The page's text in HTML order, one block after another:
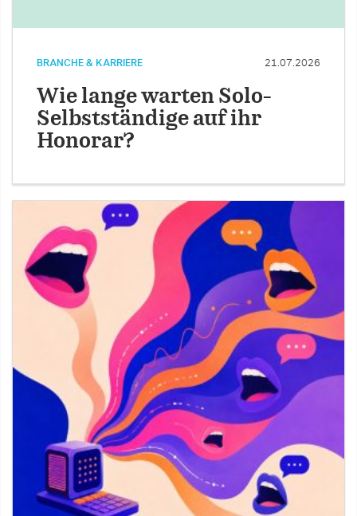
BRANCHE & KARRIERE 21.07.2026
Wie lange warten Solo-
Selbstständige auf ihr
Honorar?